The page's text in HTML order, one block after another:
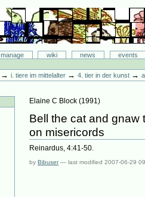
manage wiki news
events
→i. tiere im mittelalter →4. tier in der kunst →
Elaine C Block (1991)
Bell the cat and gnaw
on misericords
Reinardus, 4:41-50.
byBibuser —last modified2007-06-29